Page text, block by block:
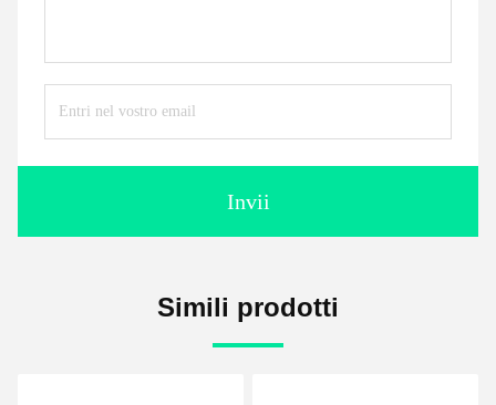
Invii
Simili prodotti